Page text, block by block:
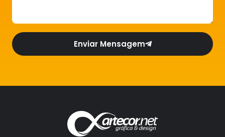
Enviar Mensagem